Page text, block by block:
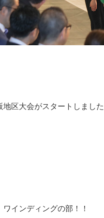
地区大会がスタートしまし
インディングの部！！